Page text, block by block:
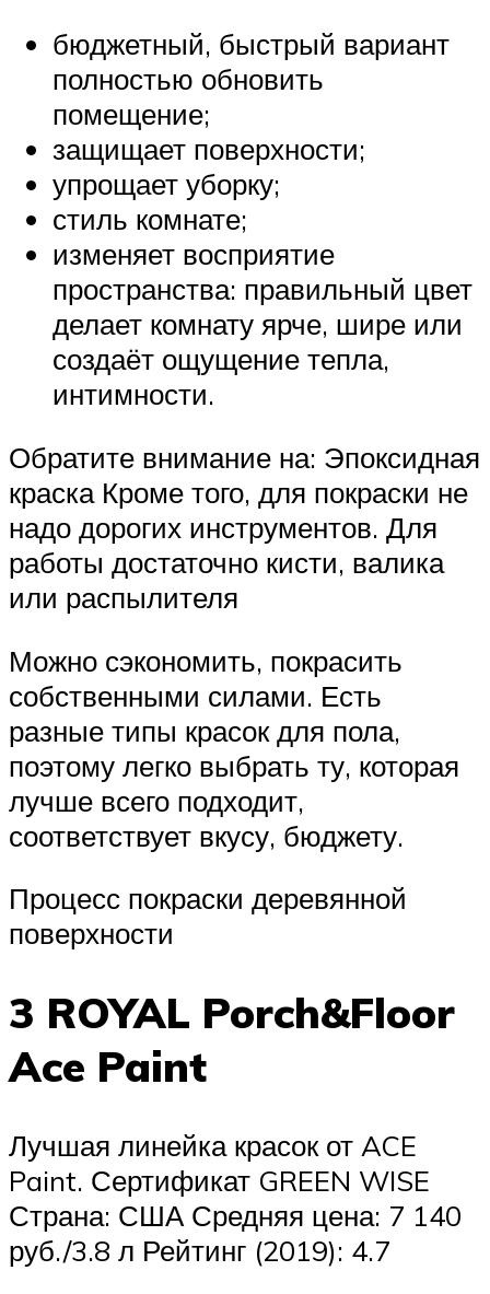
бюджетный, быстрый вариант
полностью обновить
помещение;
защищает поверхности;
упрощает уборку;
стиль комнате;
изменяет восприятие
пространства: правильный цвет
делает комнату ярче, шире или
создаёт ощущение тепла,
интимности.
Обратите внимание на: Эпоксидная
краска Кроме того, для покраски не
надо дорогих инструментов. Для
работы достаточно кисти, валика
или распылителя
Можно сэкономить, покрасить
собственными силами. Есть
разные типы красок для пола,
поэтому легко выбрать ту, которая
лучше всего подходит,
соответствует вкусу, бюджету.
Процесс покраски деревянной
поверхности
3 ROYAL Porch&Floor
Ace Paint
Лучшая линейка красок от ACE
Paint. Сертификат GREEN WISE
Страна: США Средняя цена: 7 140
руб./3.8 л Рейтинг (2019): 4.7